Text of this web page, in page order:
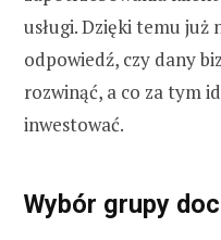
usługi. Dzięki temu
odpowiedź, czy dany
rozwinąć, a co za tym
inwestować.
Wybór grupy